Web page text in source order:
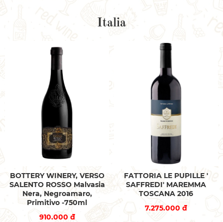
Italia
BOTTERY WINERY, VERSO
SALENTO ROSSO Malvasia
Nera, Negroamaro,
Primitivo -750ml
910.000 đ
FATTORIA LE PUPILLE '
SAFFREDI' MAREMMA
TOSCANA 2016
7.275.000 đ